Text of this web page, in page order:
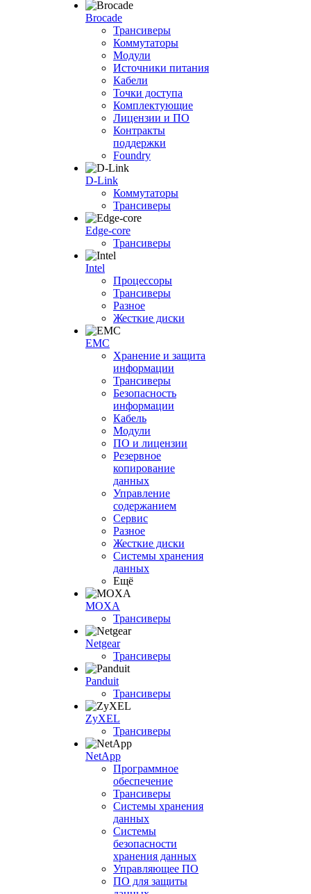
Brocade
Трансиверы
Коммутаторы
Модули
Источники питания
Кабели
Точки доступа
Комплектующие
Лицензии и ПО
Контракты
поддержки
Foundry
D-Link
Коммутаторы
Трансиверы
Edge-core
Трансиверы
Intel
Процессоры
Трансиверы
Разное
Жесткие диски
EMC
Хранение и защита
информации
Трансиверы
Безопасность
информации
Кабель
Модули
ПО и лицензии
Резервное
копирование
данных
Управление
содержанием
Сервис
Разное
Жесткие диски
Системы хранения
данных
Ещё
MOXA
Трансиверы
Netgear
Трансиверы
Panduit
Трансиверы
ZyXEL
Трансиверы
NetApp
Программное
обеспечение
Трансиверы
Системы хранения
данных
Системы
безопасности
хранения данных
Управляющее ПО
ПО для защиты